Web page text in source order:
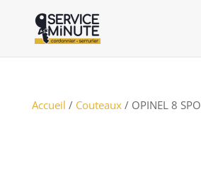
Accueil / Couteaux/ OPINEL 8